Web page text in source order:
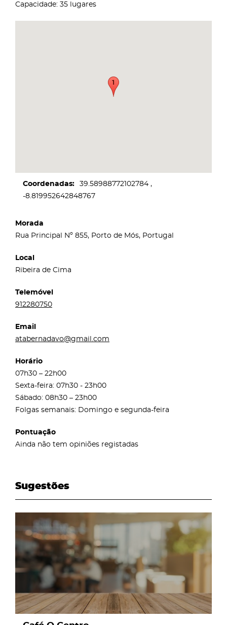
Capacidade: 35 lugares
Coordenadas
39.58988772102784
-8.819952642848767
Morada
Rua Principal Nº 855, Porto de Mós, Portugal
Local
Ribeira de Cima
Telemóvel
912280750
Email
atabernadavo@gmail.com
Horário
07h30 – 22h00
Sexta-feira: 07h30 - 23h00
Sábado: 08h30 – 23h00
Folgas semanais: Domingo e segunda-feira
Pontuação
Ainda não tem opiniões registadas
Sugestões
page